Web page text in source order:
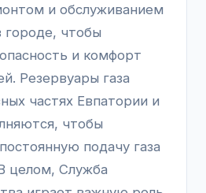
и обслуживанием
городе, чтобы
и комфорт
Резервуары газа
частях Евпатории и
чтобы
подачу газа
целом, Служба